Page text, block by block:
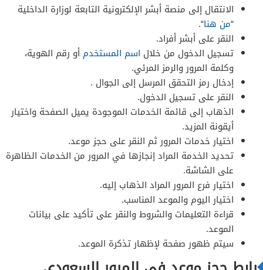
الانتقال إلى منصة أبشر الإلكترونية التابعة لوزارة الداخلية
“من هنا“.
النقر على أبشر أفراد.
تسجيل الدخول من خلال اسم المستخدم أو رقم الهوية،
وكلمة المرور والرمز المرئي.
إدخال رمز التحقق المرسل إلى الجوال .
النقر على تسجيل الدخول.
الذهاب إلى قائمة الخدمات الموجودة يميل الصفحة واختيار
أيقونة المزيد.
اختيار خدمات المرور ثم النقر على حجز موعد.
تحديد الخدمة المراد إنجازها في المرور من الخدمات الظاهرة
على الشاشة.
اختيار فرع المرور المراد الذهاب إليه.
اختيار اليوم والموعد المناسب.
قراءة التعليمات والشروط والنقر على تأكيد على بيانات
الموعد.
سيتم ظهور صفحة لإظهار تذكرة الموعد.